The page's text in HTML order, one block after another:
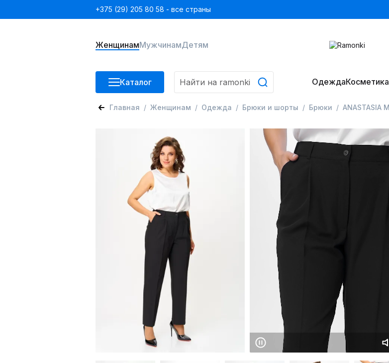
+375 (29) 205 80 58 - все страны
ЖенщинамМужчинамДетям
Каталог ОдеждаКосметика
Главная Женщинам Одежда Брюки и шорты Брюки ANASTASIA